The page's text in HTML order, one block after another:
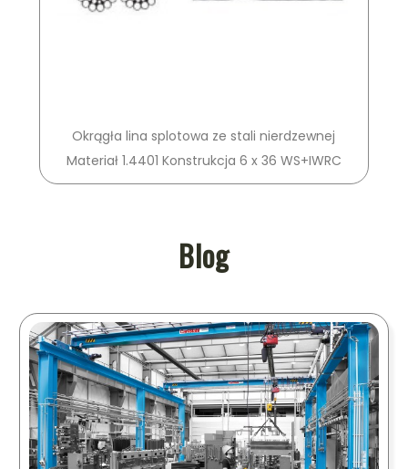
Okrągła lina splotowa ze stali nierdzewnej
Materiał 1.4401 Konstrukcja 6 x 36 WS+IWRC
Blog